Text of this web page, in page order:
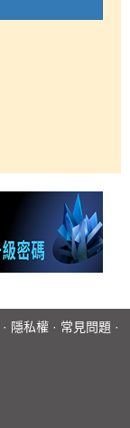
· 隱私權 · 常見問題 ·